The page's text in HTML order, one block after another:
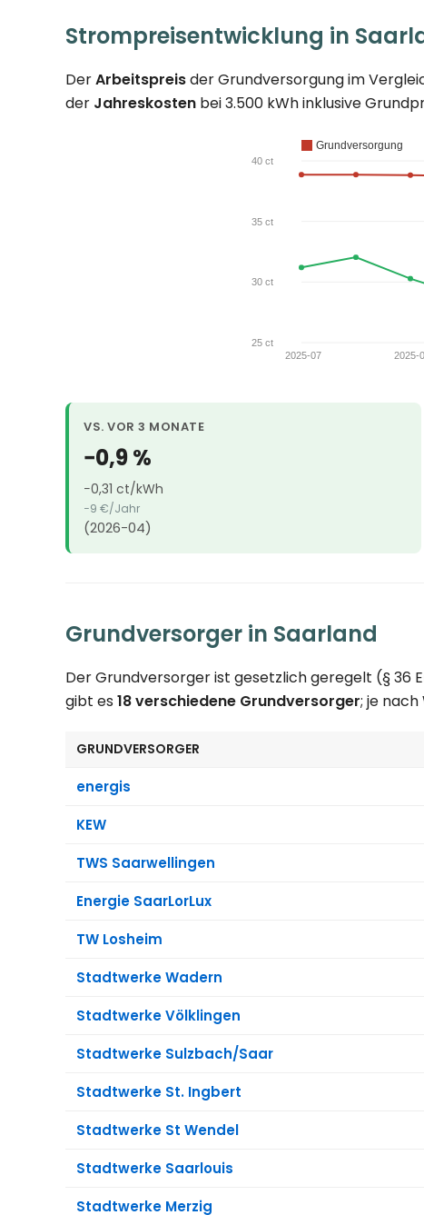
Strompreisentwicklung in
DerArbeitspreisder Grundversorgung im
der Jahreskosten bei 3.500 kWh inklusive
VS. VOR 3 MONATE
−0,9 %
−0,31 ct/kWh
−9 €/Jahr
(2026-04)
Grundversorger in Saarland
Der Grundversorger ist gesetzlich geregelt (§ 36
gibt es 18 verschiedene Grundversorger; je
GRUNDVERSORGER
energis
KEW
TWS Saarwellingen
Energie SaarLorLux
TW Losheim
Stadtwerke Wadern
Stadtwerke Völklingen
Stadtwerke Sulzbach/Saar
Stadtwerke St. Ingbert
Stadtwerke St Wendel
Stadtwerke Saarlouis
Stadtwerke Merzig